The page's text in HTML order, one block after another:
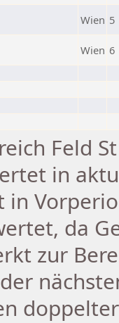
Wien 5
Wien 6
Feld
in
in
da
zur